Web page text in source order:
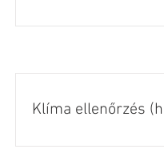
Klíma ellenőrzés